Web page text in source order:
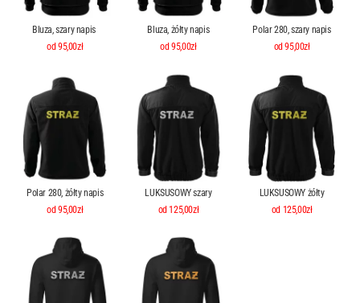
Bluza, szary napis
od 95,00zł
Bluza, żółty napis
od 95,00zł
Polar 280, szary napis
od 95,00zł
Polar 280, żółty napis
od 95,00zł
LUKSUSOWY szary
od 125,00zł
LUKSUSOWY żółty
od 125,00zł